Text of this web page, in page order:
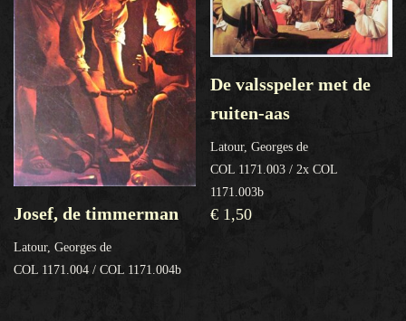
Josef, de timmerman
Latour, Georges de
COL 1171.004 / COL 1171.004b
De valsspeler met de
ruiten-aas
Latour, Georges de
COL 1171.003 / 2x COL
1171.003b
€ 1,50